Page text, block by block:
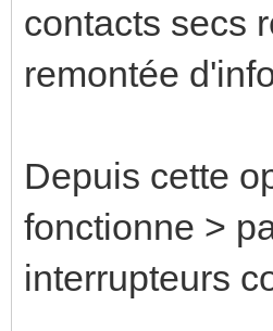
contacts secs
remontée
Depuis cette
fonctionne >
interrupteurs